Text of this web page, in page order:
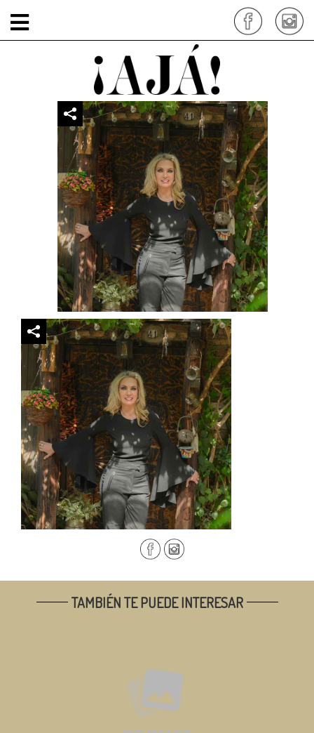
diseñadora-de-joyas3
por: siteadmin
TAMBIÉN TE PUEDE INTERESAR